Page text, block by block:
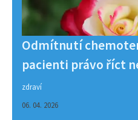
Odmítnutí
pacienti právo říct
zdraví
06. 04. 2026